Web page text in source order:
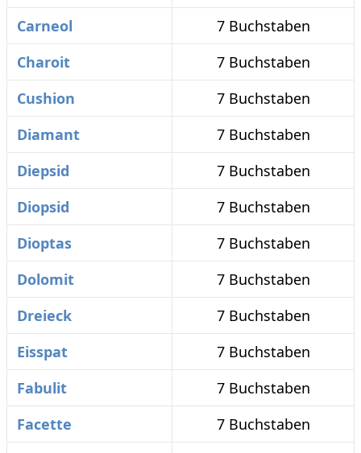
Carneol
7 Buchstaben
Charoit
7 Buchstaben
Cushion
7 Buchstaben
Diamant
7 Buchstaben
Diepsid
7 Buchstaben
Diopsid
7 Buchstaben
Dioptas
7 Buchstaben
Dolomit
7 Buchstaben
Dreieck
7 Buchstaben
Eisspat
7 Buchstaben
Fabulit
7 Buchstaben
Facette
7 Buchstaben